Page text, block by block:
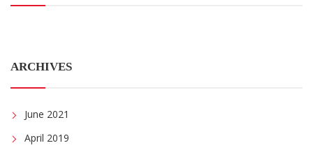
ARCHIVES
June 2021
April 2019